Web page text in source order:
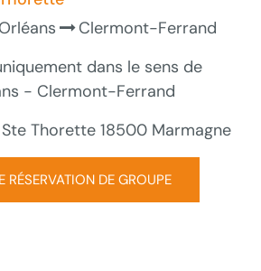
Clermont-Ferrand
dans le sens de
- Clermont-Ferrand
Thorette 18500 Marmagne
RÉSERVATION DE GROUPE